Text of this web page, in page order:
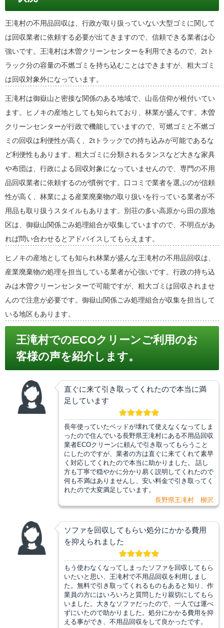
王滝村の不用品回収は、行政が取り扱っていない大型ゴミに関して
は回収業者に依頼する必要が出てきますので、信頼できる業者は心
強いです。王滝村は木曽クリーンセンターを利用できるので、2tト
ラック分の容量の不燃ゴミを持ち込むことはできますが、粗大ゴミ
は回収対象外になっています。
王滝村は御嶽山と密接な関係のある地域で、山岳信仰が根付いてい
ます。ヒノキの産地としても知られており、林業が盛んです。木曽
クリーンセンターが行政で機能していますので、可燃ゴミと不燃ゴ
ミの回収は利便性が高く、2tトラックでの持ち込みが可能であるな
ど利便性もあります。粗大ゴミに分類されるタンスなど大きな家具
や布団は、行政による回収対象になっていませんので、専門の不用
品回収業者に依頼するのが慣例です。口コミで業者を選ぶのが信頼
性が高く、林業による産業廃棄物の取り扱いを行っている業者が不
用品も取り扱うスタイルもあります。別荘の多い高原から田の原地
区は、御嶽山関係ごみ処理組合が収集していますので、不明点があ
れば問い合わせるとアドバイスしてもらえます。
ヒノキの産地としても知られ林業が盛んな王滝村の不用品回収は、
産業廃棄物の処理を担当している業者が心強いです。行政の持ち込
みは木曽クリーンセンターで可能ですが、粗大ゴミは回収されませ
んので注意が必要です。御嶽山関係ごみ処理組合が収集を担当して
いる地区もあります。
王滝村でのECOクリーンご利用のお
客様の声を紹介します。
直ぐに来て引き取ってくれたので本当に満
足しています
長年使っていたベッドが壊れて使えなくなってしま
ったので住んでいる長野県王滝村にある不用品回収
業者ECOクリーンに頼んで引き取ってもらうこと
にしたのですが、業者の方は直ぐに来てくれて素早
く対応してくれたので本当に助かりました。 話し
方も丁寧で穏やかに分かり易く説明してくれたので
何も不満はありませんし、安い料金で引き取ってく
れたので大変満足しています。
長野県王滝村 柳沢
ソファを回収してもらい処分にかかる費用
を抑えられました
もう使わなくなってしまったソファを回収してもら
いたいと思い、王滝村で不用品回収を利用しまし
た。無料で引き取ってくれるものもあると知り、作
業員の方にはいろいろと質問したり親切にしてもら
いました。大きなソファだったので、一人では運べ
ずにいたので助かりました。処分にかかる費用を抑
える事ができ、不用品回収をして良かったです。